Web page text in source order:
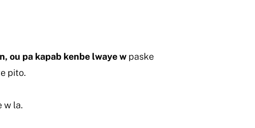
ou pa kapab kenbe lwaye w paske
pito.
w la.